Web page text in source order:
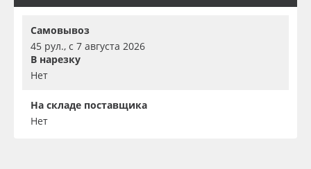
Самовывоз
45 рул., с 7 августа 2026
В нарезку
Нет
На складе поставщика
Нет